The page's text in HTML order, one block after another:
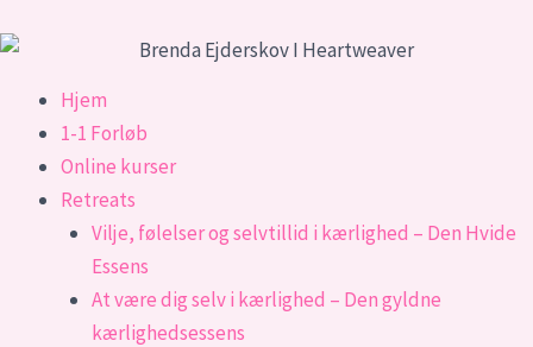
til
Hjem
1-1 Forløb
Online kurser
Retreats
Vilje, følelser og selvtillid i kærlighed – Den Hvide
Essens
At være dig selv i kærlighed – Den gyldne
kærlighedsessens​